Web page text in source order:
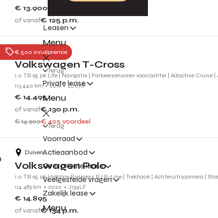
Leasen
Menu
Terug
Private lease
Menu
Terug
Voorraad
Actieaanbod
Over private lease
Veelgestelde vragen
Zakelijk lease
Menu
€ 13.900
of vanaf€ 125 p.m.
€ 500 inruilpremie
Nijmegen
Volkswagen T-Cross
1.0 TSI 95 pk Life | Navigatie | Parkeersensoren voor/achter | Adaptive Cruise
113.440 km
2019 ZJ071F
€ 14.495
of vanaf€ 130 p.m.
€ 14.900€ 405 voordeel
Duiven
Volkswagen Polo
1.0 TSI 95 pk Highline Business R l R-Line | Trekhaak | Achteruitrijcamera |
114.483 km
2020 J134LF
€ 14.895
of vanaf€ 134p.m.